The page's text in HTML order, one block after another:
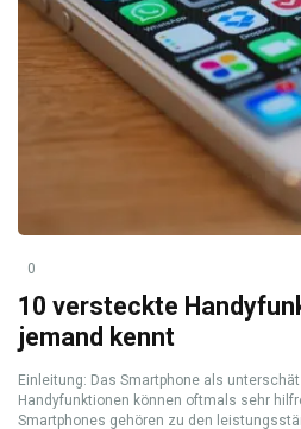
0
10 versteckte
jemand kennt
Einleitung: Das Smartphone als
Handyfunktionen können oftmals sehr
Smartphones gehören zu den